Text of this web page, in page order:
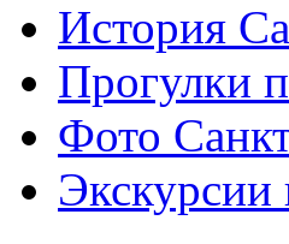
История
Прогулки
Фото
Экскурсии